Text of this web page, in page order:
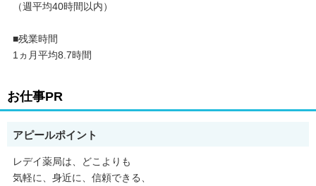
（週平均40時間以内）
■残業時間
1ヵ月平均8.7時間
お仕事PR
アピールポイント
レデイ薬局は、どこよりも
気軽に、身近に、信頼できる、